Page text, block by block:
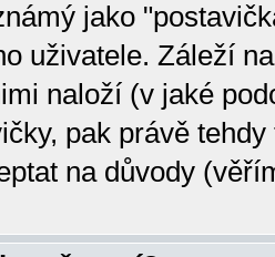
jako
uživatele. Záleží
naloží (v jaké
pak právě
na důvody